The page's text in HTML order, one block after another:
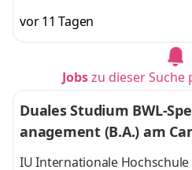
vor 11 Tagen
Jobszu dieser Suche
Duales Studium BWL-
anagement (B.A.) am
IU Internationale Hochschule